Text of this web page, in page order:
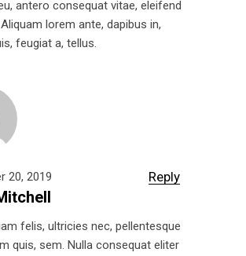
antero consequat vitae, eleifend
lorem ante, dapibus in,
feugiat a, tellus.
20, 2019 Reply
felis, ultricies nec, pellentesque
quis, sem. Nulla consequat eliter